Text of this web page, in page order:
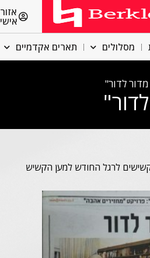
אזור
אישי
מסלולים תארים אקדמיים
לדור"
קשישים לרגל החודש למען הקשיש